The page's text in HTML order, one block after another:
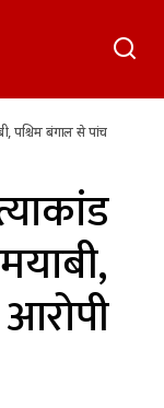
पश्चिम बंगाल से पांच